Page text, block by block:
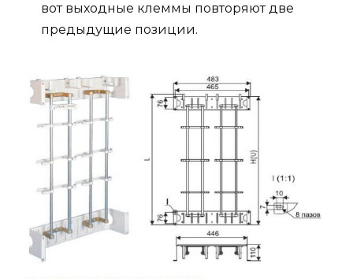
вот выходные клеммы повторяют две
предыдущие позиции.